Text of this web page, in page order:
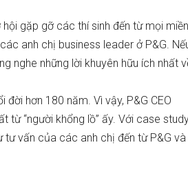
gặp gỡ các thí sinh đến từ mọi miền
anh chị business leader ở P&G.
nghe những lời khuyên hữu ích nhất
đời hơn 180 năm. Vì vậy, P&G CEO
từ “người khổng lồ” ấy. Với case
vấn của các anh chị đến từ P&G và